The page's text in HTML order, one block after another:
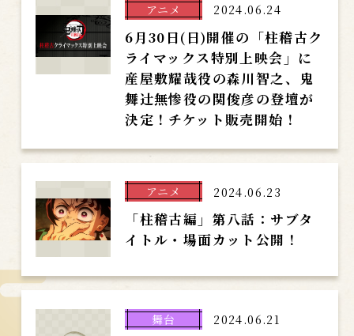
アニメ
6月30日(日)開催の「柱稽古ク
ライマックス特別上映会」に
産屋敷耀哉役の森川智之、鬼
舞辻󠄀無惨役の関俊彦の登壇が
決定！チケット販売開始！
2024.06.24
アニメ
「柱稽古編」第八話：サブタ
イトル・場面カット公開！
2024.06.23
舞台 2024.06.21